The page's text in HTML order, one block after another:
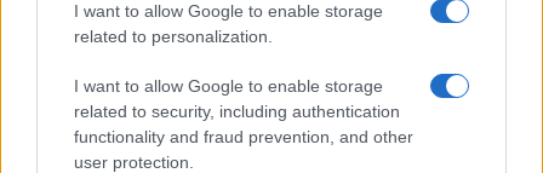
I want to allow Google to enable storage
related to personalization.
I want to allow Google to enable storage
related to security, including authentication
functionality and fraud prevention, and other
user protection.
Continua a leggere
TENNIS